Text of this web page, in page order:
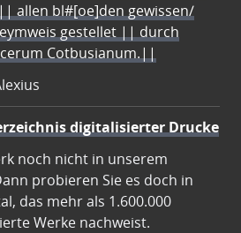
allen bl#[oe]den gewissen/
gestellet || durch
Cotbusianum.||
digitalisierter Drucke
noch nicht in unserem
probieren Sie es doch in
das mehr als 1.600.000
Werke nachweist.